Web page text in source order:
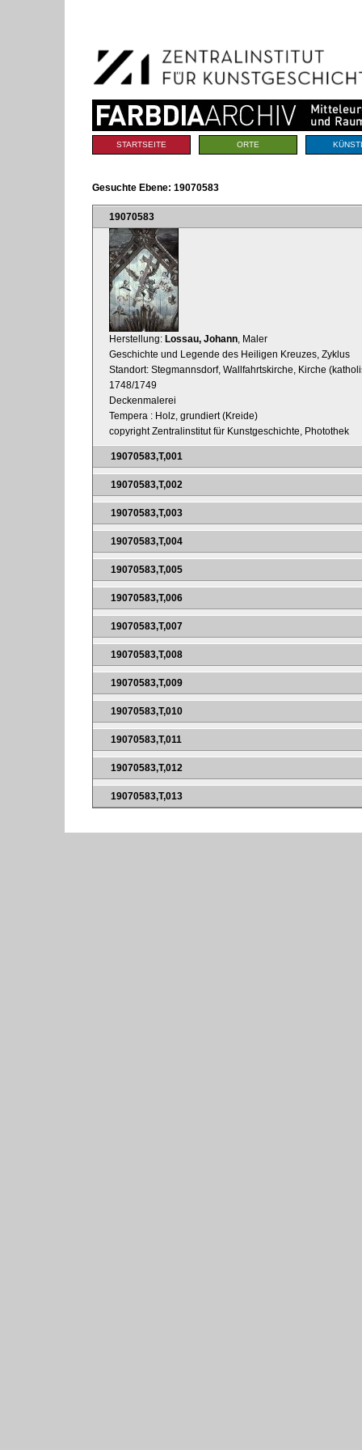
Navigation
Sektionen
STARTSEITE ORTE
Gesuchte Ebene: 19070583
19070583
Herstellung: Lossau, Johann , Maler
Geschichte und Legende des Heiligen Kreuzes, Zyklus
Standort: Stegmannsdorf, Wallfahrtskirche, Kirche
1748/1749
Deckenmalerei
Tempera : Holz, grundiert (Kreide)
copyright Zentralinstitut für Kunstgeschichte, Photothek
19070583,T,001
19070583,T,002
19070583,T,003
19070583,T,004
19070583,T,005
19070583,T,006
19070583,T,007
19070583,T,008
19070583,T,009
19070583,T,010
19070583,T,011
19070583,T,012
19070583,T,013